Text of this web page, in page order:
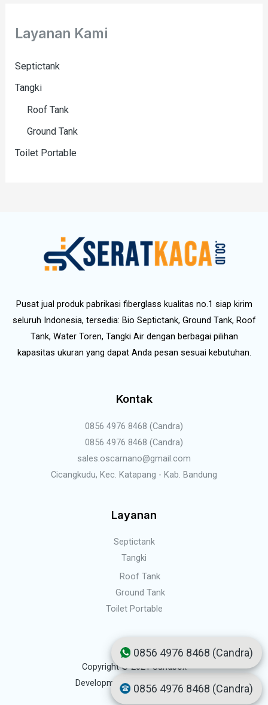
Layanan Kami
Septictank
Tangki
Roof Tank
Ground Tank
Toilet Portable
Pusat jual produk pabrikasi fiberglass kualitas no.1 siap kirim
seluruh Indonesia, tersedia: Bio Septictank, Ground Tank, Roof
Tank, Water Toren, Tangki Air dengan berbagai pilihan
kapasitas ukuran yang dapat Anda pesan sesuai kebutuhan.
0856 4976 8468 (Candra)
0856 4976 8468 (Candra)
Kontak
0856 4976 8468 (Candra)
0856 4976 8468 (Candra)
sales.oscarnano@gmail.com
Cicangkudu, Kec. Katapang - Kab. Bandung
Layanan
Septictank
Tangki
Roof Tank
Ground Tank
Toilet Portable
Copyright © 2021 Sandbox
Development by Lusmo Digital